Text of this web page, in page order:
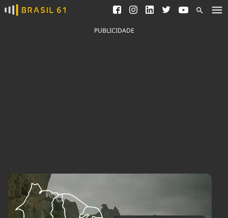
Ver todas as notícias
Saneamento
Indicadores
Agronegócios
Brasil
Brasil Mineral
Cultura
Economia
PUBLICIDADE